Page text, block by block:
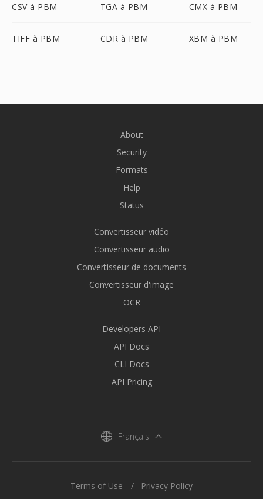
CSV à PBM TGA à PBM CMX à PBM
TIFF à PBM CDR à PBM XBM à PBM
About
Security
Formats
Help
Status
Convertisseur vidéo
Convertisseur audio
Convertisseur de documents
Convertisseur d'image
OCR
Developers API
API Docs
CLI Docs
API Pricing
Français
Terms of Use Privacy Policy